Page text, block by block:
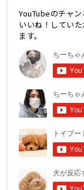
YouTubeのチャ
いいね！してい
ます。